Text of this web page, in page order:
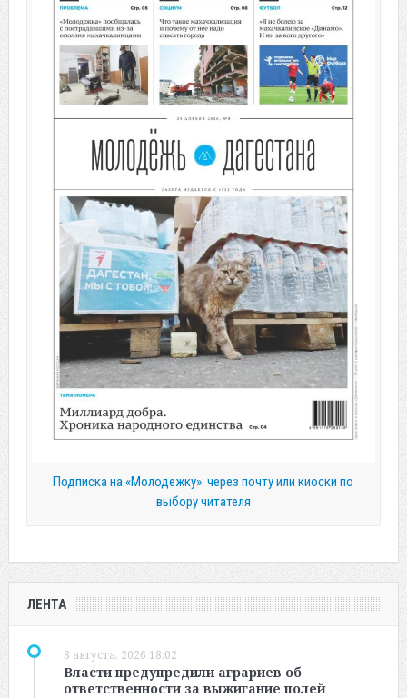
Подписка на «Молодежку»: через почту или киоски по
выбору читателя
ЛЕНТА
8 августа, 2026 18:02
Власти предупредили аграриев об
ответственности за выжигание полей